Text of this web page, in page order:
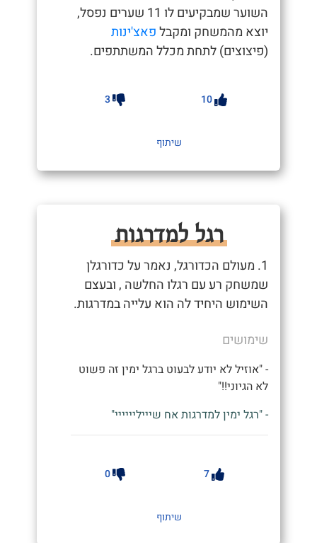
השוער שמבקיעים לו 11 שערים נפסל,
יוצא מהמשחק ומקבלפאצ'ינות
(פיצוצים) לתחת מכלל המשתתפים.
10
3
שיתוף
רגל למדרגות
1. מעולם הכדורגל, נאמר על כדורגלן
שמשחק רע עם רגלו החלשה , ובעצם
השימוש היחיד לה הוא עלייה במדרגות.
שימושים
- "אוזיל לא יודע לבעוט ברגל ימין זה פשוט
לא הגיוני!!"
- "רגל ימין למדרגות אח שיייליייייי"
7
0
שיתוף